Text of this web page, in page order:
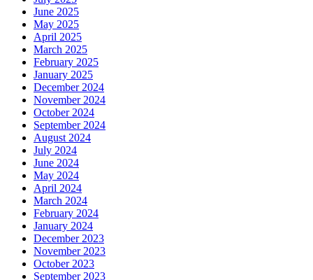
June 2025
May 2025
April 2025
March 2025
February 2025
January 2025
December 2024
November 2024
October 2024
September 2024
August 2024
July 2024
June 2024
May 2024
April 2024
March 2024
February 2024
January 2024
December 2023
November 2023
October 2023
September 2023